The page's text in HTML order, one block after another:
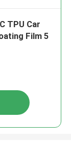
TPU Car
Film 5